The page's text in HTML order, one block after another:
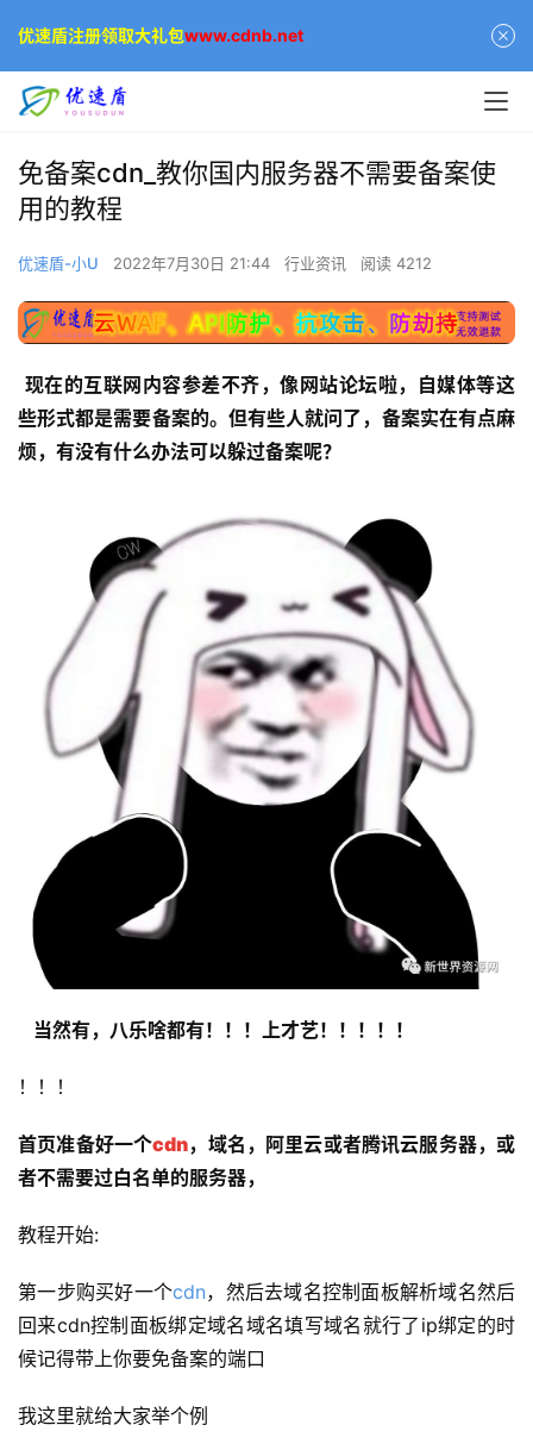
免备案cdn_教你国内服务器不需要备案使
用的教程
优速盾-小U 2022年7月30日 21:44 行业资讯 阅读 4212
现在的互联网内容参差不齐，像网站论坛啦，自媒体等这
些形式都是需要备案的。但有些人就问了，备案实在有点麻
烦，有没有什么办法可以躲过备案呢？
当然有，八乐啥都有！！！上才艺！！！！！
！！！
首页准备好一个cdn，域名，阿里云或者腾讯云服务器，或
者不需要过白名单的服务器，
教程开始:
第一步购买好一个cdn，然后去域名控制面板解析域名然后
回来cdn控制面板绑定域名域名填写域名就行了ip绑定的时
候记得带上你要免备案的端口
我这里就给大家举个例
优速盾注册领取大礼包www.cdnb.net